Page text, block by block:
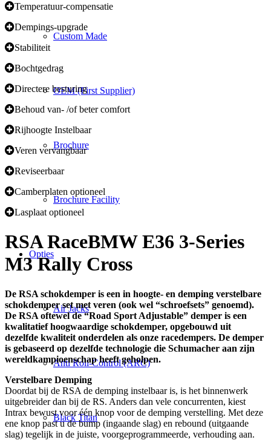
Custom Made
OEM (First Supplier)
Brochure
Brochure Facility
Opties
Air Jacks
Anti Roll-Control (ARC)
Black Titan
Temperatuur-compensatie
Dempings-upgrade
Stabiliteit
Bochtgedrag
Directere besturing
Behoud van- /of beter comfort
Rijhoogte Instelbaar
Veren vervangbaar
Reviseerbaar
Camberplaten optioneel
Lasplaat optioneel
RSA RaceBMW E36 3-Series
M3 Rally Cross
De RSA schokdemper is een in hoogte- en demping verstelbare
schokdemper set met veren (ook wel “schroefsets” genoemd).
De RSA oftewel de “Road Sport Adjustable” demper is een
kwalitatief hoogwaardige schokdemper, opgebouwd uit
dezelfde kwaliteit onderdelen als onze racedempers. De demper
is gebaseerd op dezelfde technologie die Schumacher aan zijn
wereldkampioenschap heeft geholpen.
Verstelbare Demping
Doordat bij de RSA de demping instelbaar is, is het binnenwerk
uitgebreider dan bij de RS. Anders dan vele concurrenten, kiest
Intrax bewust voor één knop voor de demping verstelling. Met deze
ene knop past u de bump (ingaande slag) en rebound (uitgaande
slag) tegelijk in de juiste, voorgeprogrammeerde, verhouding aan.